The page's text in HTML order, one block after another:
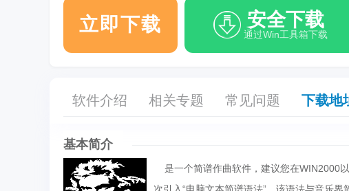
立即下载 安全下载
通过Win工具箱下载
软件介绍 相关专题 常见问题 下载地
基本简介
是一个简谱作曲软件，建议您在WIN2000